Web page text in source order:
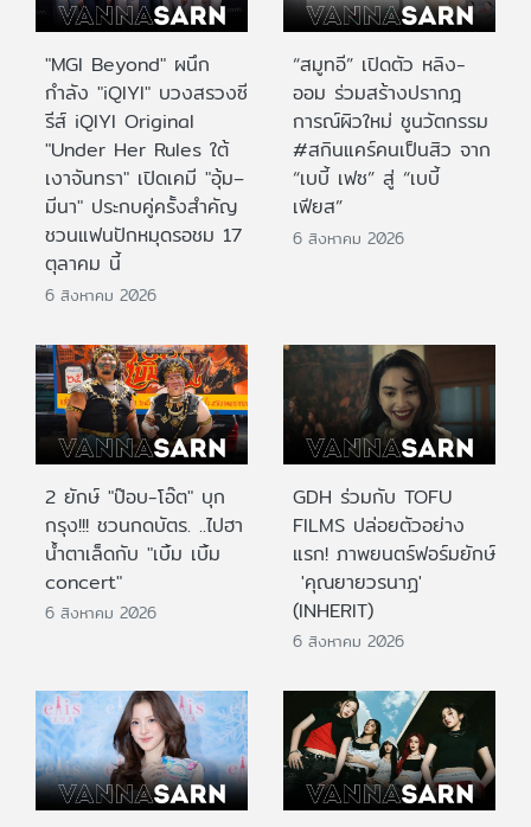
"MGI Beyond" ผนึก
กำลัง "iQIYI" บวงสรวงซี
รีส์ iQIYI Original
"Under Her Rules ใต้
เงาจันทรา" เปิดเคมี "อุ้ม–
มีนา" ประกบคู่ครั้งสำคัญ
ชวนแฟนปักหมุดรอชม 17
ตุลาคม นี้
6 สิงหาคม 2026
“สมูทอี” เปิดตัว หลิง-
ออม ร่วมสร้างปรากฎ
การณ์ผิวใหม่ ชูนวัตกรรม
#สกินแคร์คนเป็นสิว จาก
“เบบี้ เฟซ” สู่ “เบบี้
เฟียส”
6 สิงหาคม 2026
2 ยักษ์ "ป๊อบ-โอ๊ต" บุก
กรุง!!! ชวนกดบัตร. ..ไปฮา
น้ำตาเล็ดกับ "เบิ้ม เบิ้ม
concert"
6 สิงหาคม 2026
GDH ร่วมกับ TOFU
FILMS ปล่อยตัวอย่าง
แรก! ภาพยนตร์ฟอร์มยักษ์
'คุณยายวรนาฏ'
(INHERIT)
6 สิงหาคม 2026